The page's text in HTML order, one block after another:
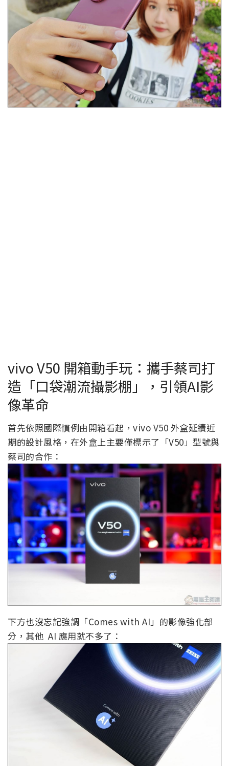
vivo V50 開箱動手玩：攜手蔡司打
造「口袋潮流攝影棚」，引領AI影
像革命
首先依照國際慣例由開箱看起，vivo V50 外盒延續近
期的設計風格，在外盒上主要僅標示了「V50」型號與
蔡司的合作：
下方也沒忘記強調「Comes with AI」的影像強化部
分，其他 AI 應用就不多了：